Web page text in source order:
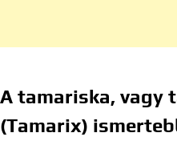
A tamariska, vagy
(Tamarix)